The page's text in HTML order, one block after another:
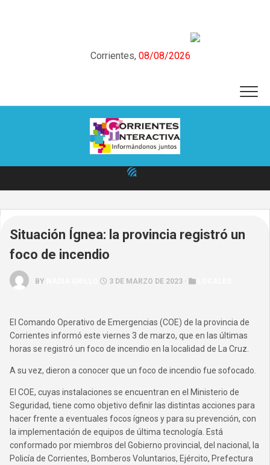
Corrientes, 08/08/2026
Situación Ígnea: la provincia registró un
foco de incendio
BY 3 DE MARZO DE 2023 ·
El Comando Operativo de Emergencias (COE) de la provincia de
Corrientes informó este viernes 3 de marzo, que en las últimas
horas se registró un foco de incendio en la localidad de La Cruz.
A su vez, dieron a conocer que un foco de incendio fue sofocado.
El COE, cuyas instalaciones se encuentran en el Ministerio de
Seguridad, tiene como objetivo definir las distintas acciones para
hacer frente a eventuales focos ígneos y para su prevención, con
la implementación de equipos de última tecnología. Está
conformado por miembros del Gobierno provincial, del nacional, la
Policía de Corrientes, Bomberos Voluntarios, Ejército, Prefectura